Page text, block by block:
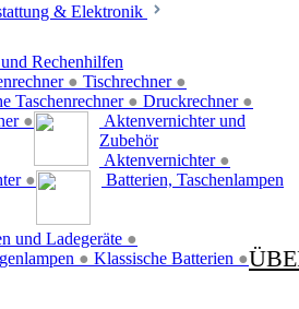
& Elektronik
Rechenhilfen
● Tischrechner ●
Taschenrechner ● Druckrechner ●
●
Aktenvernichter und
Zubehör
Aktenvernichter ●
● Batterien, Taschenlampen
und Ladegeräte ●
● Klassische Batterien ●